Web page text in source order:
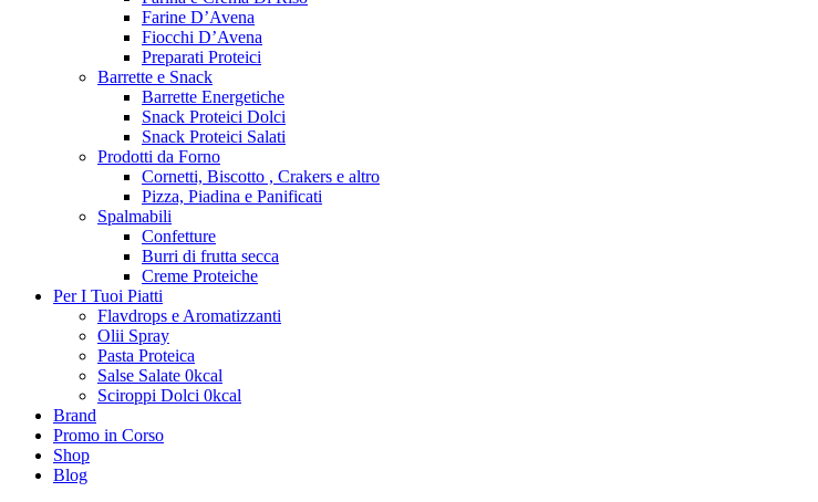
Farine D’Avena
Fiocchi D’Avena
Preparati Proteici
Barrette e Snack
Barrette Energetiche
Snack Proteici Dolci
Snack Proteici Salati
Prodotti da Forno
Cornetti, Biscotto , Crakers e altro
Pizza, Piadina e Panificati
Spalmabili
Confetture
Burri di frutta secca
Creme Proteiche
Per I Tuoi Piatti
Flavdrops e Aromatizzanti
Olii Spray
Pasta Proteica
Salse Salate 0kcal
Sciroppi Dolci 0kcal
Brand
Promo in Corso
Shop
Blog